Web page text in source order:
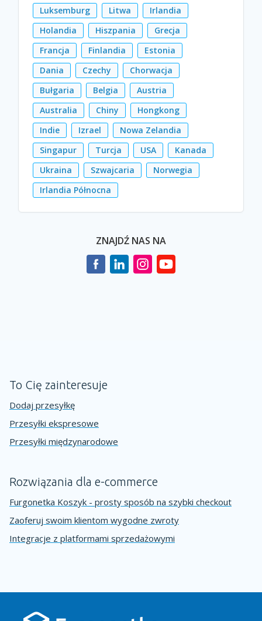
ZNAJDŹ NAS NA
Luksemburg Litwa
Irlandia
Holandia
Hiszpania
Grecja
Francja
Finlandia
Estonia
Dania
Czechy
Chorwacja
Bułgaria
Belgia
Austria
Australia
Chiny
Hongkong
Indie
Izrael
Nowa Zelandia
Singapur
Turcja USA
Kanada
Ukraina
Szwajcaria
Norwegia
Irlandia Północna
To Cię zainteresuje
Dodaj przesyłkę
Przesyłki ekspresowe
Przesyłki międzynarodowe
Rozwiązania dla e-commerce
Furgonetka Koszyk - prosty sposób na szybki checkout
Zaoferuj swoim klientom wygodne zwroty
Integracje z platformami sprzedażowymi